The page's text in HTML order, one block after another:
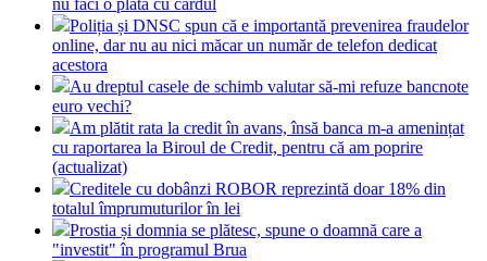
nu faci o plată cu cardul
Poliția și DNSC spun că e importantă prevenirea fraudelor
online, dar nu au nici măcar un număr de telefon dedicat
acestora
Au dreptul casele de schimb valutar să-mi refuze bancnote
euro vechi?
Am plătit rata la credit în avans, însă banca m-a amenințat
cu raportarea la Biroul de Credit, pentru că am poprire
(actualizat)
Creditele cu dobânzi ROBOR reprezintă doar 18% din
totalul împrumuturilor în lei
Prostia și domnia se plătesc, spune o doamnă care a
"investit" în programul Brua